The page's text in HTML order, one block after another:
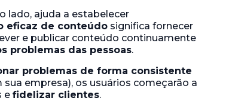
lado, ajuda a estabelecer
eficaz de conteúdo significa fornecer
e publicar conteúdo continuamente
problemas das pessoas.
problemas de forma consistente
empresa), os usuários começarão a
e fidelizar clientes.